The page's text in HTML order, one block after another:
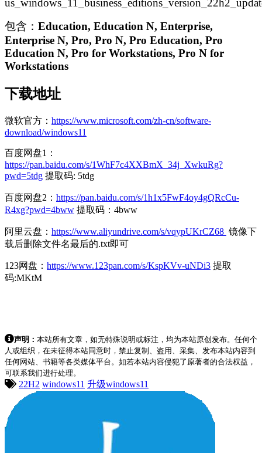
包含： Education, Education N, Enterprise,
Enterprise N, Pro, Pro N, Pro Education, Pro
Education N, Pro for Workstations, Pro N for
Workstations
下载地址
微软官方： https://www.microsoft.com/zh-cn/software-
download/windows11
百度网盘1：
https://pan.baidu.com/s/1WhF7c4XXBmX_34j_XwkuRg?
pwd=5tdg 提取码: 5tdg
百度网盘2： https://pan.baidu.com/s/1h1x5FwF4oy4gQRcCu-
R4xg?pwd=4bww 提取码：4bww
阿里云盘： https://www.aliyundrive.com/s/vqypUKrCZ68 镜像下
载后删除文件名最后的.txt即可
123网盘： https://www.123pan.com/s/KspKVv-uNDi3 提取
码:MKtM
声明： 本站所有文章，如无特殊说明或标注，均为本站原创发布。任何个
人或组织，在未征得本站同意时，禁止复制、盗用、采集、发布本站内容到
任何网站、书籍等各类媒体平台。如若本站内容侵犯了原著者的合法权益，
可联系我们进行处理。
22H2 windows11 升级windows11